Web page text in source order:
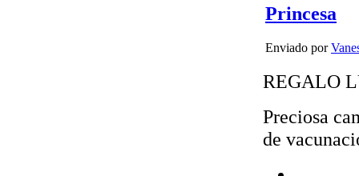
Princesa
Enviado por
REGALO
Preciosa
de